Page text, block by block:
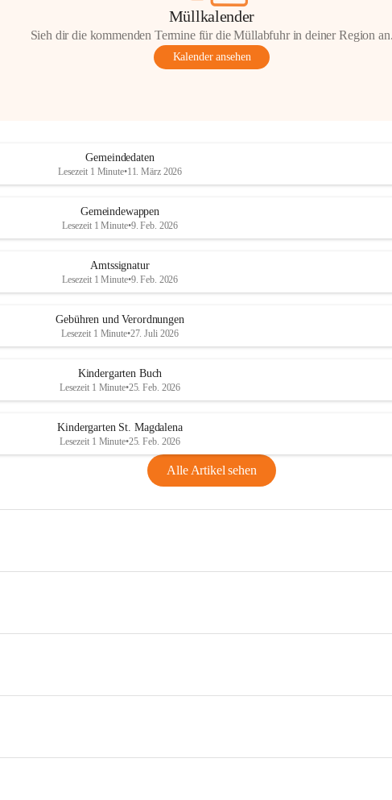
Müllkalender
Sieh dir die kommenden Termine für die Müllabfuhr in deiner Region an.
Kalender ansehen
Gemeindedaten
Lesezeit 1 Minute•11. März 2026
Gemeindewappen
Lesezeit 1 Minute•9. Feb. 2026
Amtssignatur
Lesezeit 1 Minute•9. Feb. 2026
Gebühren und Verordnungen
Lesezeit 1 Minute•27. Juli 2026
Kindergarten Buch
Lesezeit 1 Minute•25. Feb. 2026
Kindergarten St. Magdalena
Lesezeit 1 Minute•25. Feb. 2026
Alle Artikel sehen